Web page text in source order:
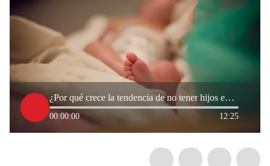
¿Por qué crece la tendencia de no tener hijos en parejas jóvenes? Psicóloga explica
00:00:00 12:25